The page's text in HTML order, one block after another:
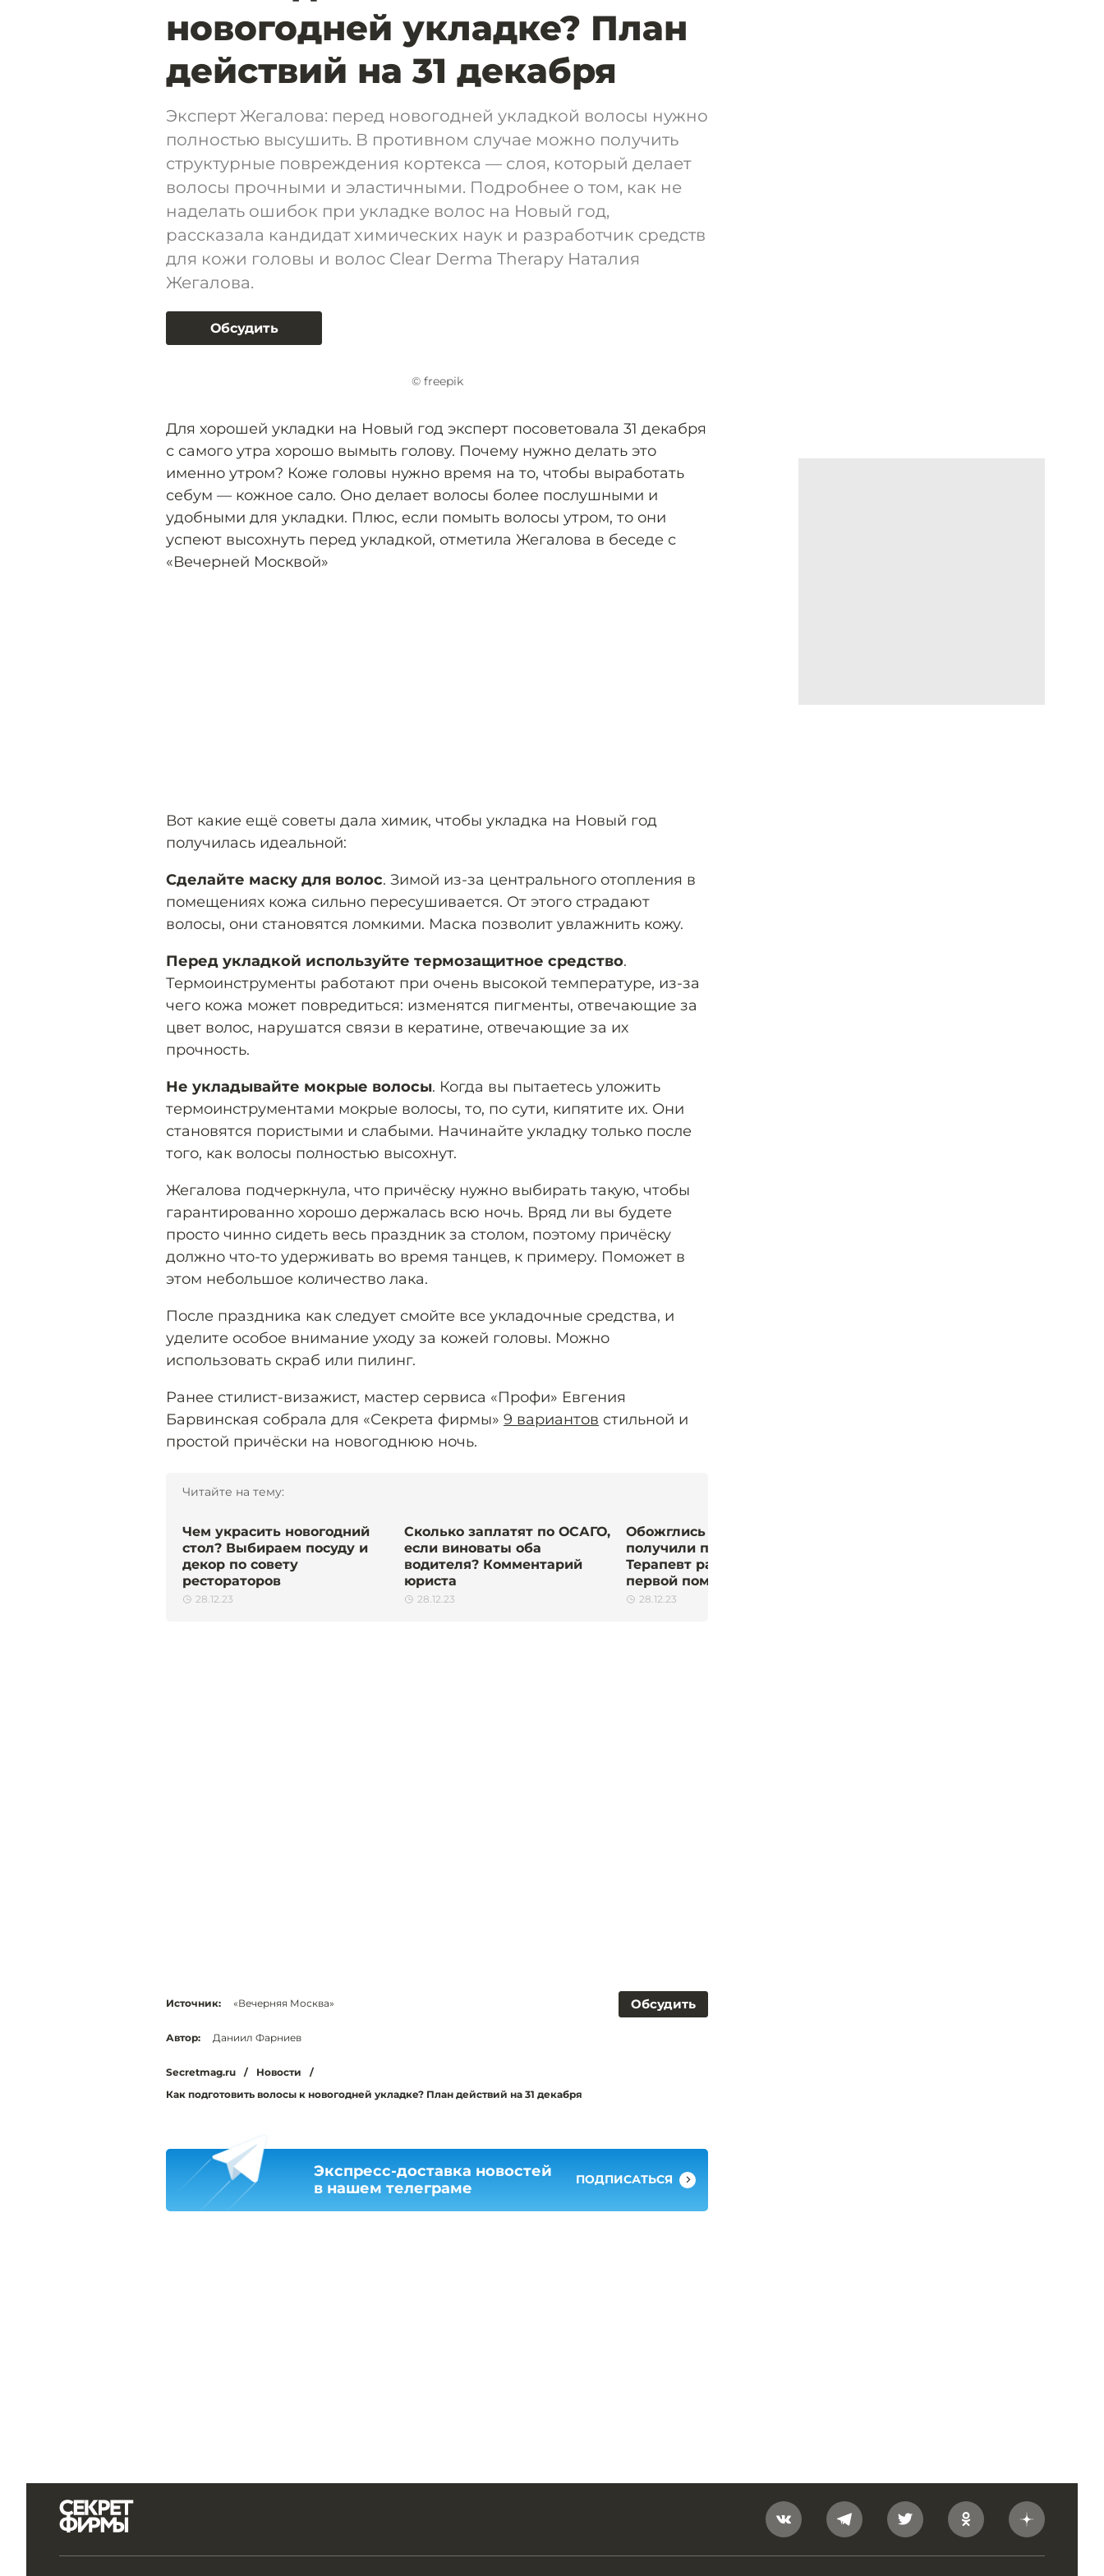
новогодней укладке? План
действий на 31 декабря
Эксперт Жегалова: перед новогодней укладкой волосы нужно
полностью высушить. В противном случае можно получить
структурные повреждения кортекса — слоя, который делает
волосы прочными и эластичными. Подробнее о том, как не
наделать ошибок при укладке волос на Новый год,
рассказала кандидат химических наук и разработчик средств
для кожи головы и волос Clear Derma Therapy Наталия
Жегалова.
Обсудить
© freepik
Для хорошей укладки на Новый год эксперт посоветовала 31 декабря
с самого утра хорошо вымыть голову. Почему нужно делать это
именно утром? Коже головы нужно время на то, чтобы выработать
себум — кожное сало. Оно делает волосы более послушными и
удобными для укладки. Плюс, если помыть волосы утром, то они
успеют высохнуть перед укладкой, отметила Жегалова в беседе с
«Вечерней Москвой»
Вот какие ещё советы дала химик, чтобы укладка на Новый год
получилась идеальной:
Сделайте маску для волос. Зимой из-за центрального отопления в
помещениях кожа сильно пересушивается. От этого страдают
волосы, они становятся ломкими. Маска позволит увлажнить кожу.
Перед укладкой используйте термозащитное средство.
Термоинструменты работают при очень высокой температуре, из-за
чего кожа может повредиться: изменятся пигменты, отвечающие за
цвет волос, нарушатся связи в кератине, отвечающие за их
прочность.
Не укладывайте мокрые волосы. Когда вы пытаетесь уложить
термоинструментами мокрые волосы, то, по сути, кипятите их. Они
становятся пористыми и слабыми. Начинайте укладку только после
того, как волосы полностью высохнут.
Жегалова подчеркнула, что причёску нужно выбирать такую, чтобы
гарантированно хорошо держалась всю ночь. Вряд ли вы будете
просто чинно сидеть весь праздник за столом, поэтому причёску
должно что-то удерживать во время танцев, к примеру. Поможет в
этом небольшое количество лака.
После праздника как следует смойте все укладочные средства, и
уделите особое внимание уходу за кожей головы. Можно
использовать скраб или пилинг.
Ранее стилист-визажист, мастер сервиса «Профи» Евгения
Барвинская собрала для «Секрета фирмы» 9 вариантов стильной и
простой причёски на новогоднюю ночь.
Читайте на тему:
Чем украсить новогодний
стол? Выбираем посуду и
декор по совету
рестораторов
28.12.23
Сколько заплатят по ОСАГО,
если виноваты оба
водителя? Комментарий
юриста
28.12.23
Обожглись салютом,
получили пробкой в глаз.
Терапевт раскрыла правила
первой помощи в Новый год
28.12.23
Обсудить
Источник: «Вечерняя Москва»
Автор: Даниил Фарниев
Secretmag.ru / Новости
/
Как подготовить волосы к новогодней укладке? План действий на 31 декабря
Экспресс-доставка новостей
в нашем телеграме
ПОДПИСАТЬСЯ